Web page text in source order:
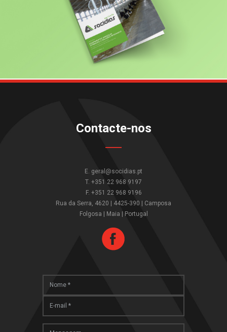
Contacte-nos
E. geral@socidias.pt
T. +351 22 968 9197
F. +351 22 968 9196
Rua da Serra, 4620 | 4425-390 | Camposa
Folgosa | Maia | Portugal